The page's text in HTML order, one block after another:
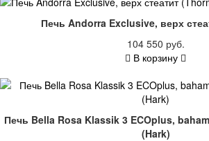
Печь Andorra Exclusive, верх
104 550 руб.
В корзину
Печь Bella Rosa Klassik 3 ECOplus,
(Hark)